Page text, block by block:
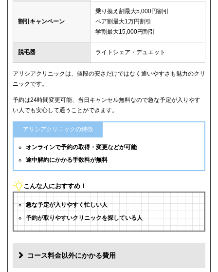
割引キャンペーン
乗り換え割最大5,000円割引
ペア割最大1万円割引
学割最大15,000円割引
脱毛器 ライトシェア・デュエット
アリシアクリニックは、値段の安さだけではなく通いやすさも魅力のクリ
ニックです。
予約は24時間変更可能、当日キャンセル無料なので急な予定が入りやす
い人でも安心して通うことができます。
アリシアクリニックの特徴
オンラインで予約の取得・変更などが可能
途中解約にかかる手数料が無料
こんな人におすすめ！
急な予定が入りやすく忙しい人
予約が取りやすいクリニックを探している人
コース料金以外にかかる費用